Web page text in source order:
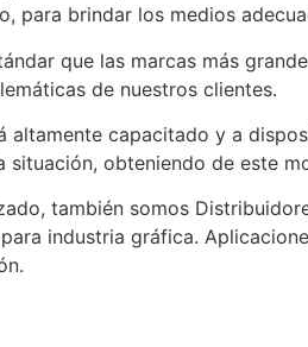
para brindar los medios
que las marcas más
de nuestros clientes.
altamente capacitado y a
situación, obteniendo de este
también somos
industria gráfica.